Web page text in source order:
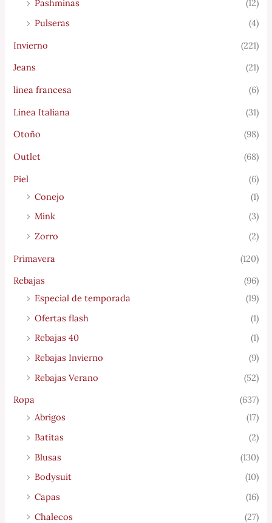
Pashminas
(12)
Pulseras
(4)
Invierno
(221)
Jeans
(21)
linea francesa
(6)
Línea Italiana
(31)
Otoño
(98)
Outlet
(68)
Piel
(6)
Conejo
(1)
Mink
(3)
Zorro
(2)
Primavera
(120)
Rebajas
(96)
Especial de temporada
(19)
Ofertas flash
(1)
Rebajas 40
(1)
Rebajas Invierno
(9)
Rebajas Verano
(52)
Ropa
(637)
Abrigos
(17)
Batitas
(2)
Blusas
(130)
Bodysuit
(10)
Capas
(16)
Chalecos
(27)